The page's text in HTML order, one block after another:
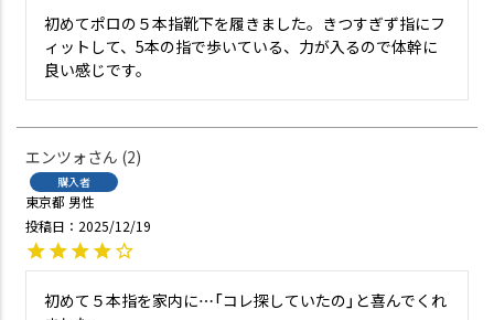
初めてポロの５本指靴下を履きました。きつすぎず指にフ
ィットして、5本の指で歩いている、力が入るので体幹に
エンツォ 2
購入者
東京都 男性
投稿日
2025/12/19
初めて５本指を家内に…「コレ探していたの」と喜んでくれ